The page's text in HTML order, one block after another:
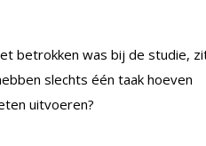
betrokken was bij de studie,
slechts één taak hoeven
uitvoeren?